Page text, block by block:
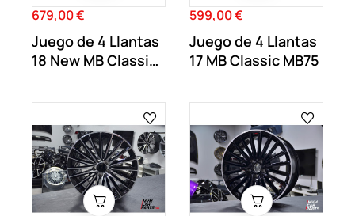
Precio
679,00 €
Juego de 4 Llantas
18 New MB Classic
Precio
599,00 €
Juego de 4 Llantas
17 MB Classic MB75